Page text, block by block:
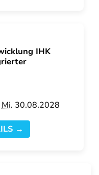
IHK
Mi. 30.08.2028
→